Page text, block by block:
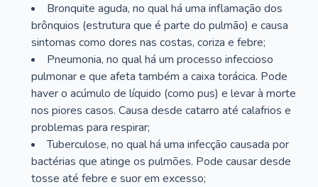
Bronquite aguda, no qual há uma inflamação dos
brônquios (estrutura que é parte do pulmão) e causa
sintomas como dores nas costas, coriza e febre;
Pneumonia, no qual há um processo infeccioso
pulmonar e que afeta também a caixa torácica. Pode
haver o acúmulo de líquido (como pus) e levar à morte
nos piores casos. Causa desde catarro até calafrios e
problemas para respirar;
Tuberculose, no qual há uma infecção causada por
bactérias que atinge os pulmões. Pode causar desde
tosse até febre e suor em excesso;